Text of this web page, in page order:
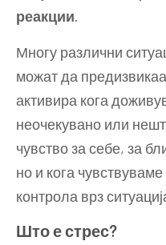
реакции.
Многу различни
можат да
активира кога
неочекувано или
чувство за себе, за
но и кога
контрола врз
Што е стрес?